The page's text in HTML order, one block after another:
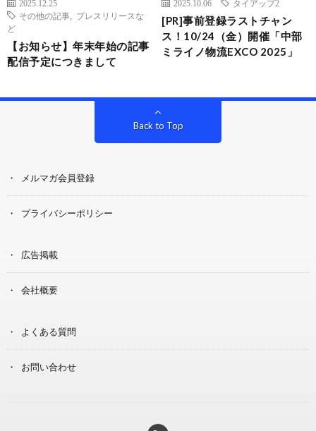
2025.12.25
その他の記事
プレスリリースな
ど
【お知らせ】年末年始の記事
配信予定につきまして
2025.10.06 タイアップ2
[PR]事前登録ラストチャン
ス！10/24（金）開催「中部
ミライノ物流EXCO 2025」
Back to Top
メルマガ会員登録
プライバシーポリシー
広告掲載
会社概要
よくある質問
お問い合わせ